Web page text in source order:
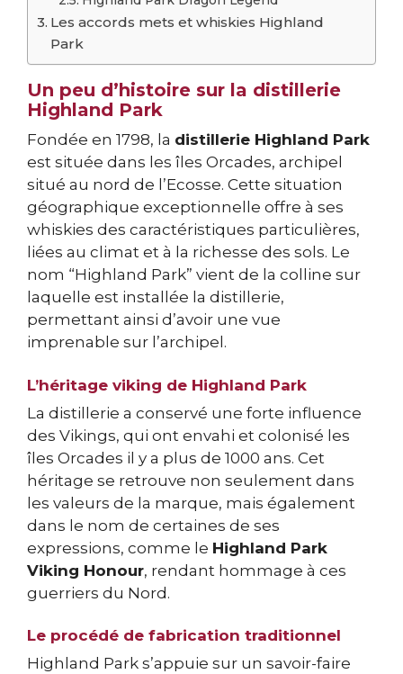
Les accords mets et whiskies Highland
Park
Un peu d’histoire sur la distillerie
Highland Park
Fondée en 1798, la distillerie Highland Park
est située dans les îles Orcades, archipel
situé au nord de l’Ecosse. Cette situation
géographique exceptionnelle offre à ses
whiskies des caractéristiques particulières,
liées au climat et à la richesse des sols. Le
nom “Highland Park” vient de la colline sur
laquelle est installée la distillerie,
permettant ainsi d’avoir une vue
imprenable sur l’archipel.
L’héritage viking de Highland Park
La distillerie a conservé une forte influence
des Vikings, qui ont envahi et colonisé les
îles Orcades il y a plus de 1000 ans. Cet
héritage se retrouve non seulement dans
les valeurs de la marque, mais également
dans le nom de certaines de ses
expressions, comme le Highland Park
Viking Honour, rendant hommage à ces
guerriers du Nord.
Le procédé de fabrication traditionnel
Highland Park s’appuie sur un savoir-faire